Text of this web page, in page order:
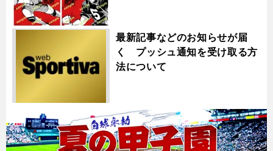
最新記事などのお知らせが届
く プッシュ通知を受け取る方
法について